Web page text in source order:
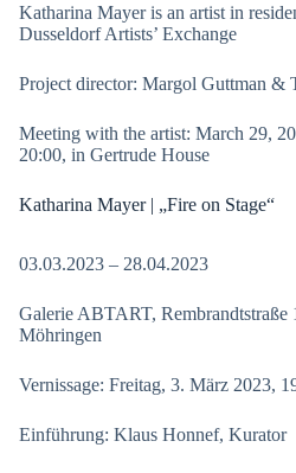
Katharina Mayer is an artist in
Dusseldorf Artists’ Exchange
Project director: Margol Guttman &
Meeting with the artist: March 29,
20:00, in Gertrude House
Katharina Mayer | „Fire on Stage“
03.03.2023 – 28.04.2023
Galerie ABTART, Rembrandtstraße
Möhringen
Vernissage: Freitag, 3. März 2023,
Einführung: Klaus Honnef, Kurator